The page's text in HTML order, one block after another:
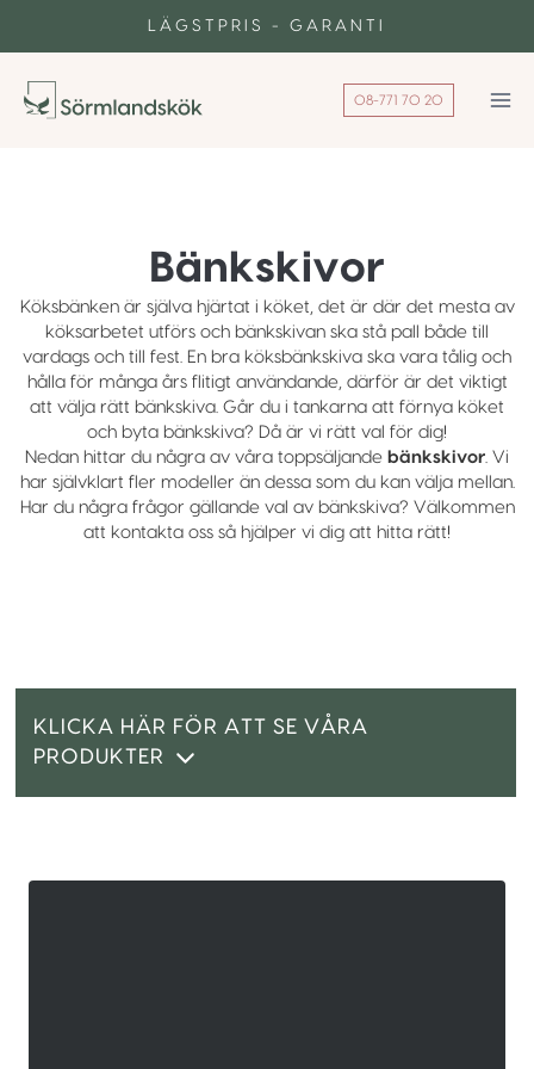
LÄGSTPRIS - GARANTI
08-771 70 20
Bänkskivor
Köksbänken är själva hjärtat i köket, det är där det mesta av
köksarbetet utförs och bänkskivan ska stå pall både till
vardags och till fest. En bra köksbänkskiva ska vara tålig och
hålla för många års flitigt användande, därför är det viktigt
att välja rätt bänkskiva. Går du i tankarna att förnya köket
och byta bänkskiva? Då är vi rätt val för dig!
Nedan hittar du några av våra toppsäljande bänkskivor. Vi
har självklart fler modeller än dessa som du kan välja mellan.
Har du några frågor gällande val av bänkskiva? Välkommen
att kontakta oss så hjälper vi dig att hitta rätt!
KLICKA HÄR FÖR ATT SE VÅRA
PRODUKTER